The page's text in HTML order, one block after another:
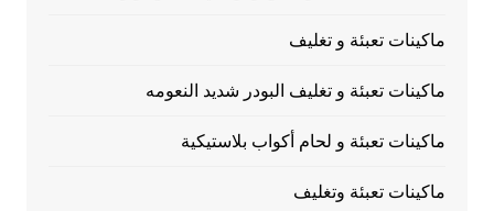
ماكينات تعبئة و تغليف
ماكينات تعبئة و تغليف البودر شديد النعومه
ماكينات تعبئة و لحام أكواب بلاستيكية
ماكينات تعبئة وتغليف